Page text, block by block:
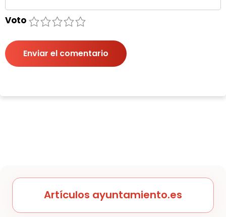
Voto 5
4
3
2
1
Enviar el comentario
Artículos ayuntamiento.es